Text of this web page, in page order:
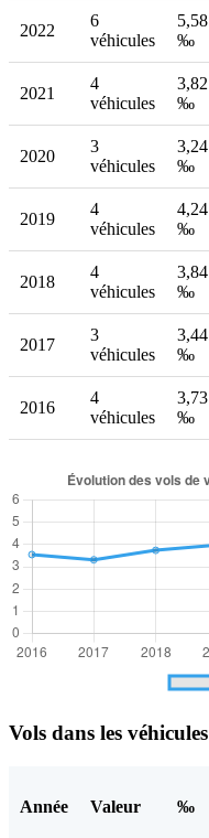
2022
6
véhicules
5,58
‰
2021
4
véhicules
3,82
‰
2020
3
véhicules
3,24
‰
2019
4
véhicules
4,24
‰
2018
4
véhicules
3,84
‰
2017
3
véhicules
3,44
‰
2016
4
véhicules
3,73
‰
Vols dans les véhicules
Année Valeur ‰